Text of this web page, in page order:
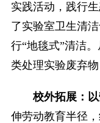
实践活动，践行
了实验室卫生清
行“地毯式”清洁
类处理实验废弃
校外拓展：
伸劳动教育半径